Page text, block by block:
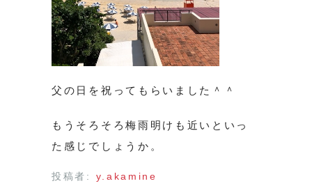
父の日を祝ってもらいました＾＾
もうそろそろ梅雨明けも近いといっ
た感じでしょうか。
投稿者: y.akamine